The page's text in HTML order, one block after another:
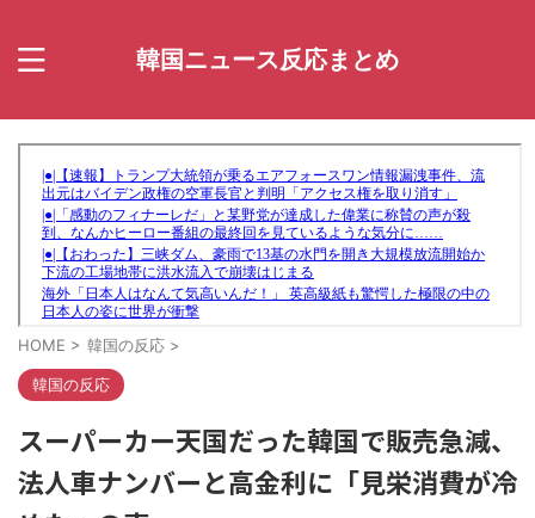
韓国ニュース反応まとめ
HOME > 韓国の反応 >
韓国の反応
スーパーカー天国だった韓国で販売急減、
法人車ナンバーと高金利に「見栄消費が冷